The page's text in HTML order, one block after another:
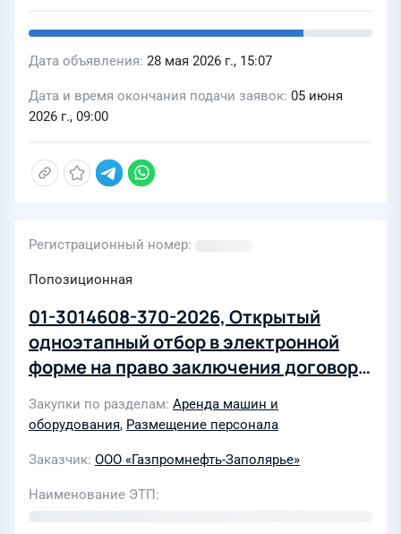
обучающих и оценочных
мероприятий, тренингов,
мероприятий по развитию
корпоративной культуры и пр.) для
ООО «Газпромнефть-Заполярье» в
2026-2028 гг
Дата объявления 28 мая 2026 г., 15:07
Дата и время окончания подачи заявок 05 июня
2026 г., 09:00
Регистрационный номер
Попозиционная
01-3014608-370-2026, Открытый
одноэтапный отбор в электронной
форме на право заключения договора
Новый Уренгой для нужд ООО
2031гг
Закупки по разделам Аренда машин и
оборудования, Размещение персонала
Заказчик ООО «Газпромнефть-Заполярье»
Наименование ЭТП